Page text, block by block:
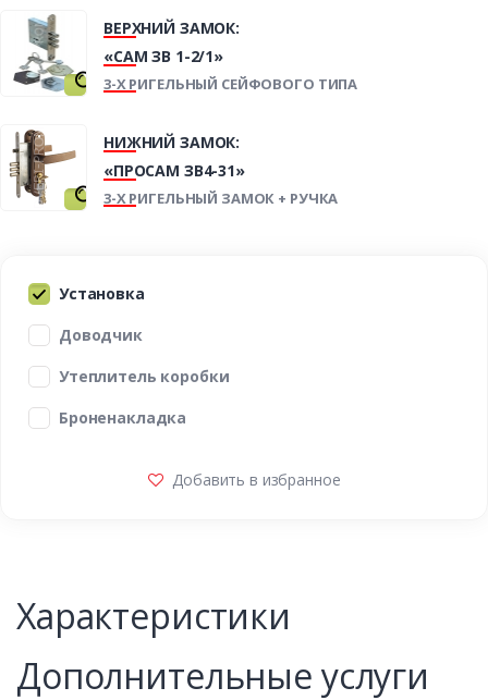
ВЕРХНИЙ ЗАМОК:
«САМ ЗВ 1-2/1»
3-Х РИГЕЛЬНЫЙ СЕЙФОВОГО ТИПА
НИЖНИЙ ЗАМОК:
«ПРОСАМ ЗВ4-31»
3-Х РИГЕЛЬНЫЙ ЗАМОК + РУЧКА
Установка
Доводчик
Утеплитель коробки
Броненакладка
Добавить в избранное
Характеристики
Дополнительные услуги